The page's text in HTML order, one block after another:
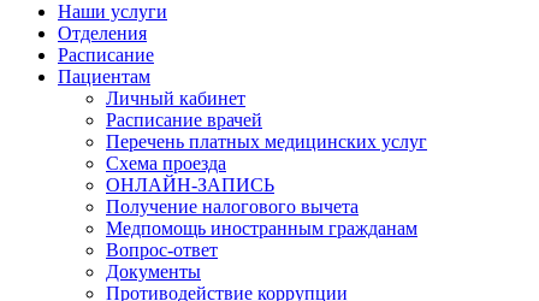
Наши услуги
Отделения
Расписание
Пациентам
Личный кабинет
Расписание врачей
Перечень платных медицинских услуг
Схема проезда
ОНЛАЙН-ЗАПИСЬ
Получение налогового вычета
Медпомощь иностранным гражданам
Вопрос-ответ
Документы
Противодействие коррупции